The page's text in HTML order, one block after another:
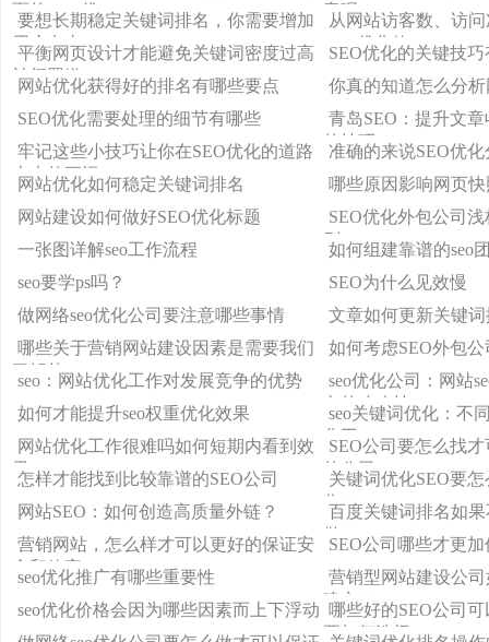
面的SEO优
章呢
要想长期稳定关键词排名，你需要增加
用户点击
从网站访客数、访
SEO优化效
平衡网页设计才能避免关键词密度过高
被惩罚嫌
SEO优化的关键技
网站优化获得好的排名有哪些要点
你真的知道怎么分
SEO优化需要处理的细节有哪些
青岛SEO：提升文
的技巧!
牢记这些小技巧让你在SEO优化的道路
上走的更远
准确的来说SEO优
网站优化如何稳定关键词排名
哪些原因影响网页
网站建设如何做好SEO优化标题
SEO优化外包公司
则
一张图详解seo工作流程
如何组建靠谱的seo
seo要学ps吗？
SEO为什么见效慢
做网络seo优化公司要注意哪些事情
文章如何更新关键
哪些关于营销网站建设因素是需要我们
了解的
如何考虑SEO外包
seo：网站优化工作对发展竞争的优势
seo优化公司：网站
名的攻略技
如何才能提升seo权重优化效果
seo关键词优化：不
化工
网站优化工作很难吗如何短期内看到效
果
SEO公司要怎么找
的公司
怎样才能找到比较靠谱的SEO公司
关键词优化SEO要
作？
网站SEO：如何创造高质量外链？
百度关键词排名如
做？
营销网站，怎么样才可以更好的保证安
全和效率
SEO公司哪些才更
seo优化推广有哪些重要性
营销型网站建设公
建立？
seo优化价格会因为哪些因素而上下浮动 哪些好的SEO公司
要如何选择